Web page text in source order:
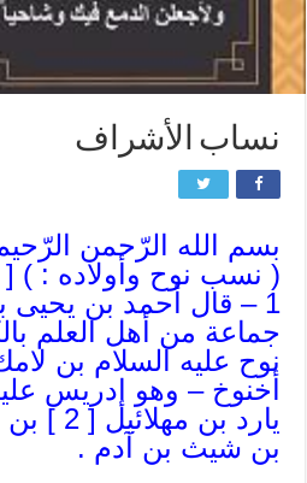
نساب الأشراف
بسم الله الرّحمن
( نسب نوح وأولاده : ) [ 1
1 – قال أحمد بن يحيى
جماعة من أهل العلم
نوح عليه السلام بن
أخنوخ – وهو إدريس
يارد بن
بن شيث بن آدم .